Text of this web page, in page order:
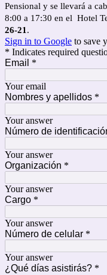
Pensional y se llevará a
8:00 a 17:30 en el Hotel
26-21 .
Sign in to Google to save
* Indicates required
Email *
Your email
Nombres y apellidos *
Your answer
Número de
Your answer
Organización *
Your answer
Cargo *
Your answer
Número de celular *
Your answer
¿Qué días asistirás? *